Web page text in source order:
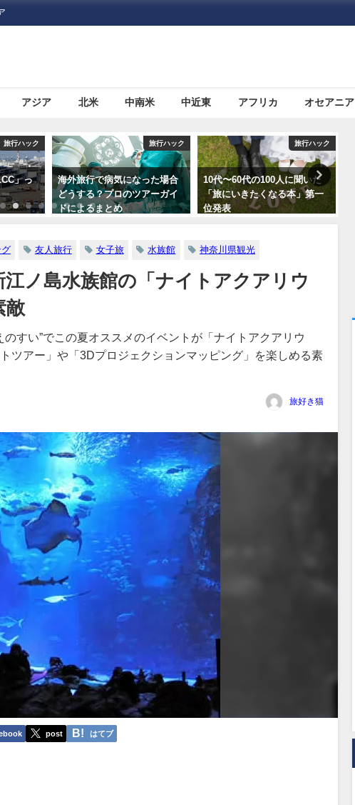
アジア 北米 中南米 中近東 アフリカ オセアニア
旅行ハック
た場合
ーガイ
旅行ハック
10代〜60代の100人に聞いた
「旅にいきたくなる本」第一
位発表
旅行ハック
海外旅行で助ける日本の「大
使館・総領事館」について
グ 友人旅行 女子旅 水族館 神奈川県観光
ノ島水族館の「ナイトアクアリウ
敵
すい”でこの夏オススメのイベントが「ナイトアクアリウ
ツアー」や「3Dプロジェクションマッピング」を楽しめる素
旅好き猫
post はてブ